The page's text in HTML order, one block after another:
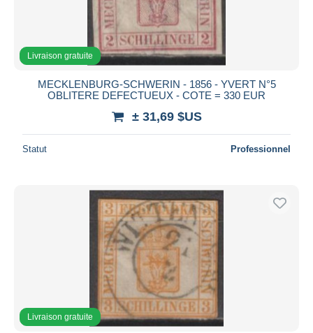
Livraison gratuite
MECKLENBURG-SCHWERIN - 1856 - YVERT N°5
OBLITERE DEFECTUEUX - COTE = 330 EUR
± 31,69 $US
Statut Professionnel
Livraison gratuite